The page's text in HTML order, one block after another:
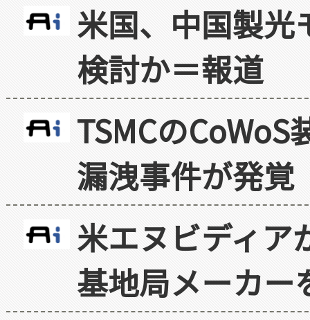
米国、中国製光
検討か＝報道
TSMCの
漏洩事件が発覚
米エヌビディア
基地局メーカー